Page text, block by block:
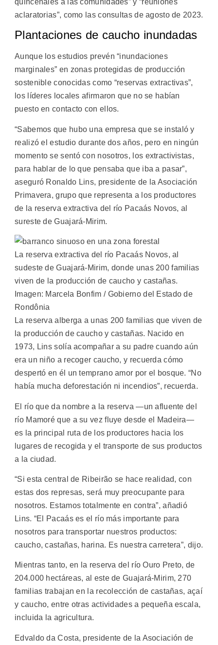
quincenales a las comunidades” y “reuniones
aclaratorias”, como las consultas de agosto de 2023.
Plantaciones de caucho inundadas
Aunque los estudios prevén “inundaciones
marginales” en zonas protegidas de producción
sostenible conocidas como “reservas extractivas”,
los líderes locales afirmaron que no se habían
puesto en contacto con ellos.
“Sabemos que hubo una empresa que se instaló y
realizó el estudio durante dos años, pero en ningún
momento se sentó con nosotros, los extractivistas,
para hablar de lo que pensaba que iba a pasar”,
aseguró Ronaldo Lins, presidente de la Asociación
Primavera, grupo que representa a los productores
de la reserva extractiva del río Pacaás Novos, al
sureste de Guajará-Mirim.
La reserva extractiva del río Pacaás Novos, al
sudeste de Guajará-Mirim, donde unas 200 familias
viven de la producción de caucho y castañas.
Imagen: Marcela Bonfim / Gobierno del Estado de
Rondônia
La reserva alberga a unas 200 familias que viven de
la producción de caucho y castañas. Nacido en
1973, Lins solía acompañar a su padre cuando aún
era un niño a recoger caucho, y recuerda cómo
despertó en él un temprano amor por el bosque. “No
había mucha deforestación ni incendios”, recuerda.
El río que da nombre a la reserva ―un afluente del
río Mamoré que a su vez fluye desde el Madeira―
es la principal ruta de los productores hacia los
lugares de recogida y el transporte de sus productos
a la ciudad.
“Si esta central de Ribeirão se hace realidad, con
estas dos represas, será muy preocupante para
nosotros. Estamos totalmente en contra”, añadió
Lins. “El Pacaás es el río más importante para
nosotros para transportar nuestros productos:
caucho, castañas, harina. Es nuestra carretera”, dijo.
Mientras tanto, en la reserva del río Ouro Preto, de
204.000 hectáreas, al este de Guajará-Mirim, 270
familias trabajan en la recolección de castañas, açaí
y caucho, entre otras actividades a pequeña escala,
incluida la agricultura.
Edvaldo da Costa, presidente de la Asociación de